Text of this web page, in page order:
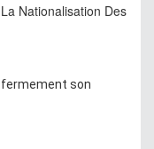
Nationalisation Des
son